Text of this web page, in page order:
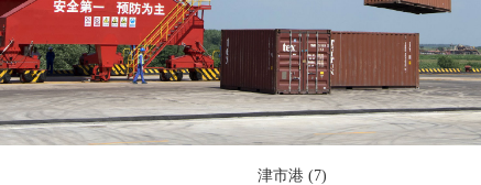
津市港 (7)